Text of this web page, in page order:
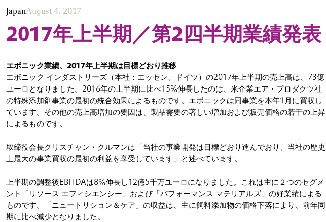
JapanAugust 4, 2017
2017年上半期／第2四半期業績発表
エボニック業績、2017年上半期は目標どおり推移
エボニック インダストリーズ（本社：エッセン、ドイツ）の2017年上半期の売上高は、73億
ユーロとなりました。2016年の上半期に比べ15%伸長したのは、米企業エア・プロダクツ社
の特殊添加剤事業の最初の統合効果によるものです。エボニックは同事業を本年1月に買収し
ています。その他の売上高増加の要因は、製品需要の著しい増加および販売価格の若干の上昇
によるものです。
取締役会長クリスチャン・クルマンは「当社の事業開発は目標どおり進んでおり、当社の歴史
上最大の事業買収の最初の利益を享受しています」と述べています。
上半期の調整後EBITDAは8%伸長し12億5千万ユーロになりました。これは主に２つのセグメ
ント「リソース エフィシエンシー」および「パフォーマンス マテリアルズ」の好業績による
ものです。「ニュートリション＆ケア」の収益は、主に飼料添加物の価格下落により、前年同
期に比べ減少となりました。